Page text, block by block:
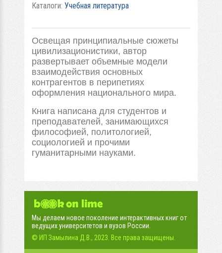
Каталоги: Учебная литература
Освещая принципиальные сюжеты
цивилизационистики, автор
развертывает объемные модели
взаимодействия основных
контрагентов в перипетиях
оформления национального мира.
Книга написана для студентов и
преподавателей, занимающихся
философией, политологией,
социологией и прочими
гуманитарными науками.
Мы делаем новое поколение интерактивных книг от
ведущих университетов и вузов России.
© ИП Замылина Д.В., 2023. Все права защищены.